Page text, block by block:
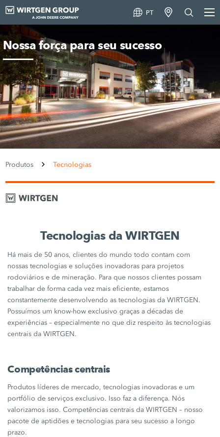
PT
Nossa força para seu sucesso
Produtos Tecnologias
Tecnologias da WIRTGEN
Há mais de 50 anos, clientes do mundo todo contam com
nossas tecnologias e soluções inovadoras para projetos
rodoviários e de mineração. Para que nossos clientes possam
trabalhar de forma cada vez mais eficiente, estamos
constantemente desenvolvendo as tecnologias da WIRTGEN.
Possuímos um know-how exclusivo graças a décadas de
experiências – especialmente no que diz respeito às tecnologias
centrais da WIRTGEN.
Competências centrais
Produtos líderes de mercado, tecnologias inovadoras e um
portfólio de serviços exclusivo. Isso faz a diferença. Nós
valorizamos isso. Competências centrais da WIRTGEN – nosso
pacote de aptidões e tecnologias para seu sucesso a longo
prazo.